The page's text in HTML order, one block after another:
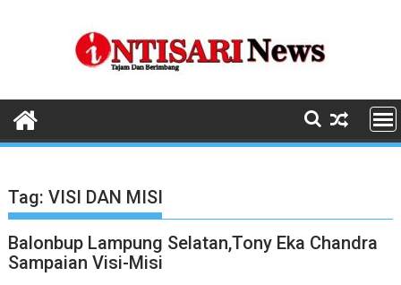
Tag:VISI DAN MISI
Balonbup Lampung Selatan,Tony Eka Chandra
Sampaian Visi-Misi